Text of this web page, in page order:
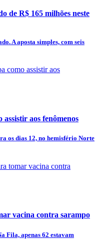
de R$ 165 milhões neste
A aposta simples, com seis
assistir aos fenômenos
os dias 12, no hemisfério Norte
vacina contra sarampo
Fila, apenas 62 estavam